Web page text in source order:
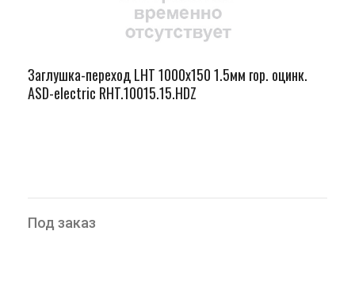
Заглушка-переход LHT 1000х150 1.5мм гор. оцинк.
ASD-electric RHT.10015.15.HDZ
Под заказ